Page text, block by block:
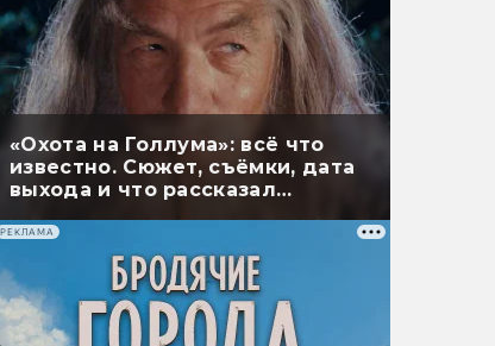
«Охота на Голлума»: всё что
известно. Сюжет, съёмки, дата
выхода и что рассказал
РЕКЛАМА